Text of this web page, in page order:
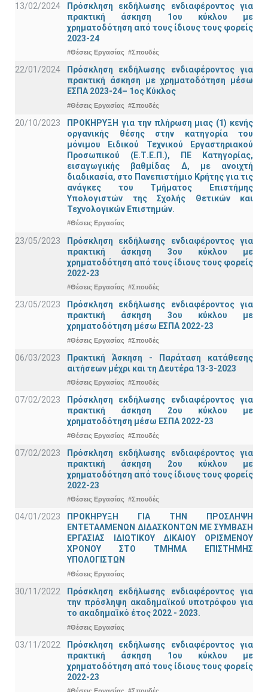
13/02/2024
Πρόσκληση εκδήλωσης ενδιαφέροντος για
πρακτική άσκηση 1ου κύκλου με
χρηματοδότηση από τους ίδιους τους φορείς
2023-24
#Θέσεις Εργασίας #Σπουδές
22/01/2024
Πρόσκληση εκδήλωσης ενδιαφέροντος για
πρακτική άσκηση με χρηματοδότηση μέσω
ΕΣΠΑ 2023-24– 1ος Κύκλος
#Θέσεις Εργασίας #Σπουδές
20/10/2023
ΠΡΟΚΗΡΥΞΗ για την πλήρωση μιας (1) κενής
οργανικής θέσης στην κατηγορία του
μόνιμου Ειδικού Τεχνικού Εργαστηριακού
Προσωπικού (Ε.Τ.Ε.Π.), ΠΕ Κατηγορίας,
εισαγωγικής βαθμίδας Δ, με ανοιχτή
διαδικασία, στο Πανεπιστήμιο Κρήτης για τις
ανάγκες του Τμήματος Επιστήμης
Υπολογιστών της Σχολής Θετικών και
Τεχνολογικών Επιστημών.
#Θέσεις Εργασίας
23/05/2023
Πρόσκληση εκδήλωσης ενδιαφέροντος για
πρακτική άσκηση 3ου κύκλου με
χρηματοδότηση από τους ίδιους τους φορείς
2022-23
#Θέσεις Εργασίας #Σπουδές
23/05/2023
Πρόσκληση εκδήλωσης ενδιαφέροντος για
πρακτική άσκηση 3ου κύκλου με
χρηματοδότηση μέσω ΕΣΠΑ 2022-23
#Θέσεις Εργασίας #Σπουδές
06/03/2023
Πρακτική Άσκηση - Παράταση κατάθεσης
αιτήσεων μέχρι και τη Δευτέρα 13-3-2023
#Θέσεις Εργασίας #Σπουδές
07/02/2023
Πρόσκληση εκδήλωσης ενδιαφέροντος για
πρακτική άσκηση 2ου κύκλου με
χρηματοδότηση μέσω ΕΣΠΑ 2022-23
#Θέσεις Εργασίας #Σπουδές
07/02/2023
Πρόσκληση εκδήλωσης ενδιαφέροντος για
πρακτική άσκηση 2ου κύκλου με
χρηματοδότηση από τους ίδιους τους φορείς
2022-23
#Θέσεις Εργασίας #Σπουδές
04/01/2023
ΠΡΟΚΗΡΥΞΗ ΓΙΑ ΤΗΝ ΠΡΟΣΛΗΨΗ
ΕΝΤΕΤΑΛΜΕΝΩΝ ΔΙΔΑΣΚΟΝΤΩΝ ΜΕ ΣΥΜΒΑΣΗ
ΕΡΓΑΣΙΑΣ ΙΔΙΩΤΙΚΟΥ ΔΙΚΑΙΟΥ ΟΡΙΣΜΕΝΟΥ
ΧΡΟΝΟΥ ΣΤΟ ΤΜΗΜΑ ΕΠΙΣΤΗΜΗΣ
ΥΠΟΛΟΓΙΣΤΩΝ
#Θέσεις Εργασίας
30/11/2022
Πρόσκληση εκδήλωσης ενδιαφέροντος για
την πρόσληψη ακαδημαϊκoύ υποτρόφου για
το ακαδημαϊκό έτος 2022 - 2023.
#Θέσεις Εργασίας
03/11/2022
Πρόσκληση εκδήλωσης ενδιαφέροντος για
πρακτική άσκηση 1ου κύκλου με
χρηματοδότηση από τους ίδιους τους φορείς
2022-23